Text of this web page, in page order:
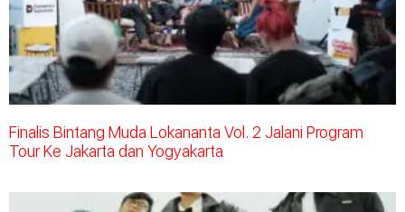
Finalis Bintang Muda Lokananta Vol. 2 Jalani Program
Tour Ke Jakarta dan Yogyakarta